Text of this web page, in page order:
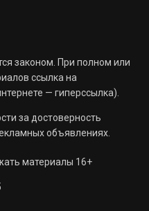
законом. При полном или
ссылка на
— гиперссылка).
за достоверность
объявлениях.
материалы 16+